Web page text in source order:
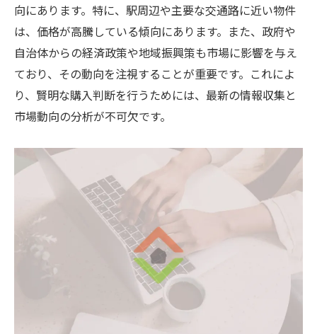
向にあります。特に、駅周辺や主要な交通路に近い物件
は、価格が高騰している傾向にあります。また、政府や
自治体からの経済政策や地域振興策も市場に影響を与え
ており、その動向を注視することが重要です。これによ
り、賢明な購入判断を行うためには、最新の情報収集と
市場動向の分析が不可欠です。